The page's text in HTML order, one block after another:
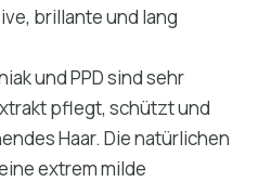
brillante und lang
und PPD sind sehr
pflegt, schützt und
Haar. Die natürlichen
extrem milde